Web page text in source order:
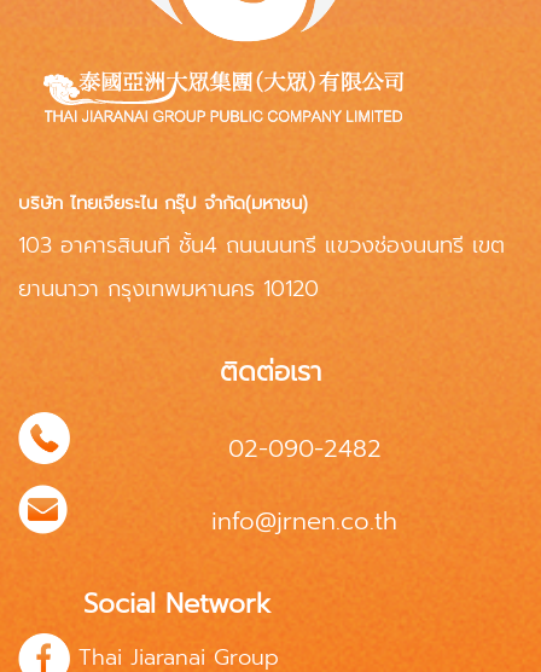
บริษัท ไทยเจียระไน กรุ๊ป จำกัด(มหาชน)
103 อาคารสินนที ชั้น4 ถนนนนทรี แขวงช่องนนทรี เขต
ยานนาวา กรุงเทพมหานคร 10120
ติดต่อเรา
02-090-2482
info@jrnen.co.th
Social Network
Thai Jiaranai Group